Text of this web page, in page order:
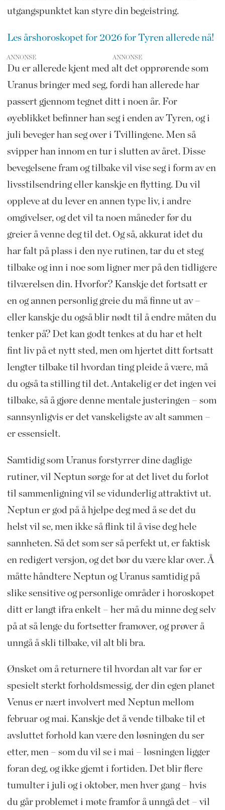
utgangspunktet kan styre din begeistring.
Les årshoroskopet for 2026 for Tyren allerede nå!
ANNONSE
Du er allerede kjent med alt det opprørende som
Uranus bringer med seg, fordi han allerede har
passert gjennom tegnet ditt i noen år. For
øyeblikket befinner han seg i enden av Tyren, og i
juli beveger han seg over i Tvillingene. Men så
svipper han innom en tur i slutten av året. Disse
bevegelsene fram og tilbake vil vise seg i form av en
livsstilsendring eller kanskje en flytting. Du vil
oppleve at du lever en annen type liv, i andre
omgivelser, og det vil ta noen måneder før du
greier å venne deg til det. Og så, akkurat idet du
har falt på plass i den nye rutinen, tar du et steg
tilbake og inn i noe som ligner mer på den tidligere
tilværelsen din. Hvorfor? Kanskje det fortsatt er
en og annen personlig greie du må finne ut av –
eller kanskje du også blir nødt til å endre måten du
tenker på? Det kan godt tenkes at du har et helt
fint liv på et nytt sted, men om hjertet ditt fortsatt
lengter tilbake til hvordan ting pleide å være, må
du også ta stilling til det. Antakelig er det ingen vei
tilbake, så å gjøre denne mentale justeringen – som
sannsynligvis er det vanskeligste av alt sammen –
er essensielt.
Samtidig som Uranus forstyrrer dine daglige
rutiner, vil Neptun sørge for at det livet du forlot
til sammenligning vil se vidunderlig attraktivt ut.
Neptun er god på å hjelpe deg med å se det du
helst vil se, men ikke så flink til å vise deg hele
sannheten. Så det som ser så perfekt ut, er faktisk
en redigert versjon, og det bør du være klar over. Å
måtte håndtere Neptun og Uranus samtidig på
slike sensitive og personlige områder i horoskopet
ditt er langt ifra enkelt – her må du minne deg selv
på at så lenge du fortsetter framover, og prøver å
unngå å skli tilbake, vil alt bli bra.
Ønsket om å returnere til hvordan alt var før er
spesielt sterkt forholdsmessig, der din egen planet
Venus er nært involvert med Neptun mellom
februar og mai. Kanskje det å vende tilbake til et
avsluttet forhold kan være den løsningen du ser
etter, men – som du vil se i mai – løsningen ligger
foran deg, og ikke gjemt i fortiden. Det blir flere
tumulter i juli og i oktober, men hver gang – hvis
du går problemet i møte framfor å unngå det – vil